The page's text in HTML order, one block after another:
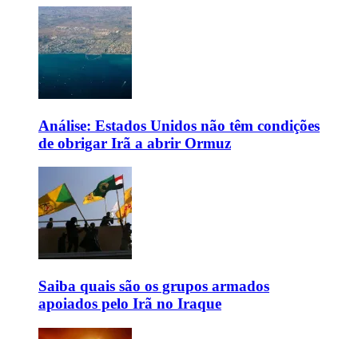
Análise: Estados Unidos não têm condições
de obrigar Irã a abrir Ormuz
Saiba quais são os grupos armados
apoiados pelo Irã no Iraque